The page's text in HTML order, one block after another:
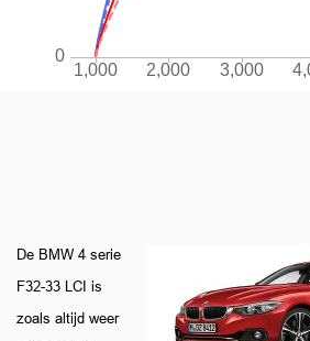
De BMW 4 serie
F32-33 LCI is
zoals altijd weer